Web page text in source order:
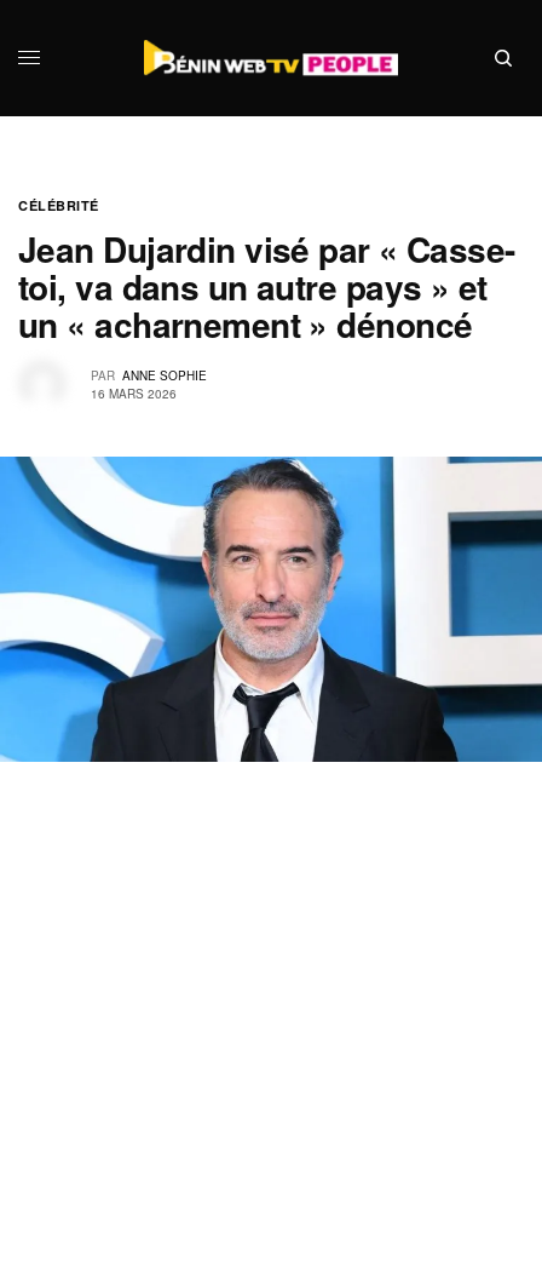
CÉLÉBRITÉ
Jean Dujardin visé par « Casse-
toi, va dans un autre pays » et
un « acharnement » dénoncé
PAR ANNE SOPHIE
16 MARS 2026